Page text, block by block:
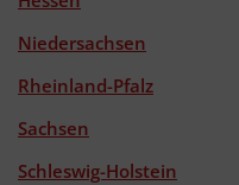
Niedersachsen
Rheinland-Pfalz
Sachsen
Schleswig-Holstein